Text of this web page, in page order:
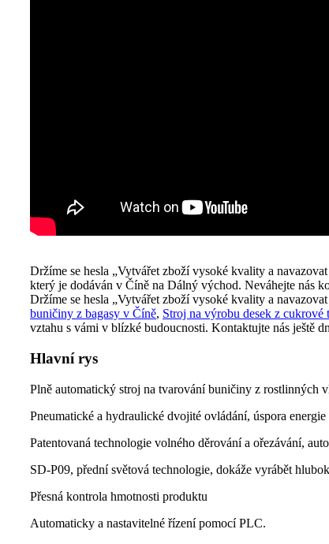
Držíme se hesla „Vytvářet zboží vysoké kvality a
který je dodáván v Číně na Dálný východ. Neváhejte nás
Držíme se hesla „Vytvářet zboží vysoké kvality a
buničiny z bagasy v Číně, Stroj na výrobu desek z cukrové
vztahu s vámi v blízké budoucnosti. Kontaktujte nás ještě
Hlavní rys
Plně automatický stroj na tvarování buničiny z rostlinných
Pneumatické a hydraulické dvojité ovládání, úspora
Patentovaná technologie volného děrování a ořezávání,
SD-P09, přední světová technologie, dokáže vyrábět
Přesná kontrola hmotnosti produktu
Automaticky a nastavitelné řízení pomocí PLC.